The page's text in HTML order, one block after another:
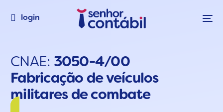
login
CNAE: 3050-4/00
Fabricação de veículos
militares de combate